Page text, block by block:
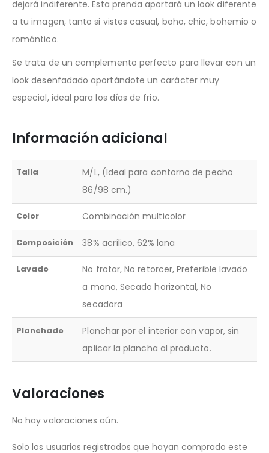
dejará indiferente. Esta prenda aportará un look diferente
a tu imagen, tanto si vistes casual, boho, chic, bohemio o
romántico.
Se trata de un complemento perfecto para llevar con un
look desenfadado aportándote un carácter muy
especial, ideal para los días de frio.
Información adicional
Talla
M/L, (Ideal para contorno de pecho
86/98 cm.)
Color Combinación multicolor
Composición 38% acrílico, 62% lana
Lavado
No frotar, No retorcer, Preferible lavado
a mano, Secado horizontal, No
secadora
Planchado
Planchar por el interior con vapor, sin
aplicar la plancha al producto.
Valoraciones
No hay valoraciones aún.
Solo los usuarios registrados que hayan comprado este